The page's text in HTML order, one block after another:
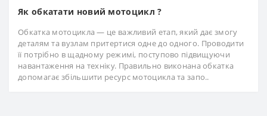
Як обкатати новий мотоцикл ?
Обкатка мотоцикла — це важливий етап, який дає змогу
деталям та вузлам притертися одне до одного. Проводити
її потрібно в щадному режимі, поступово підвищуючи
навантаження на техніку. Правильно виконана обкатка
допомагає збільшити ресурс мотоцикла та запо..